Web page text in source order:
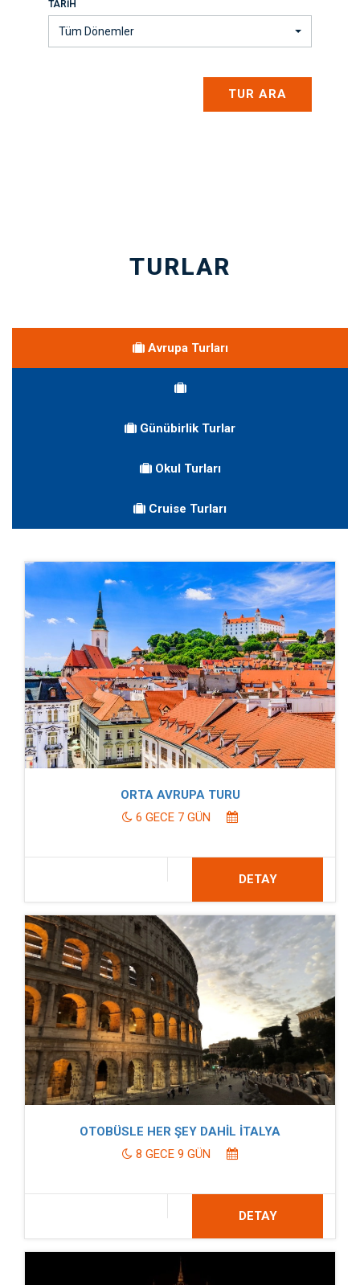
TARIH
Tüm Dönemler
TUR ARA
TURLAR
Avrupa Turları
Günübirlik Turlar
Okul Turları
Cruise Turları
ORTA AVRUPA TURU
6 GECE 7 GÜN
DETAY
OTOBÜSLE HER ŞEY DAHİL İTALYA
8 GECE 9 GÜN
DETAY